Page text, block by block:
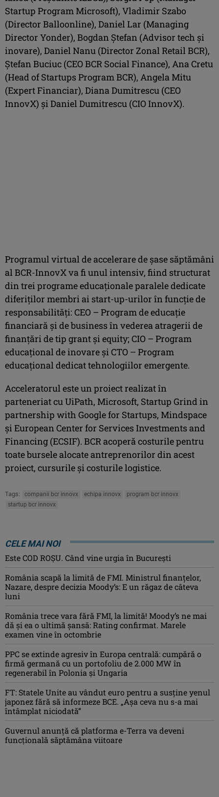
Startup Program Microsoft), Vladimir Szabo
(Director Balloonline), Daniel Lar (Managing
Director Yonder), Bogdan Ştefan (Advisor tech şi
inovare), Daniel Nanu (Director Zonal Retail BCR),
Ştefan Buciuc (CEO BCR Social Finance), Ana Cretu
(Head of Startups Program BCR), Angela Mitu
(Expert Financiar), Diana Dumitrescu (CEO
InnovX) şi Daniel Dumitrescu (CIO InnovX).
Programul virtual de accelerare de şase săptămâni
al BCR-InnovX va fi unul intensiv, fiind structurat
din trei programe educaţionale paralele dedicate
diferiţilor membri ai start-up-urilor în funcţie de
responsabilităţi: CEO – Program de educaţie
financiară şi de business în vederea atragerii de
finanţări de tip grant şi equity; CIO – Program
educaţional de inovare şi CTO – Program
educaţional dedicat tehnologiilor emergente.
Acceleratorul este un proiect realizat în
parteneriat cu UiPath, Microsoft, Startup Grind in
partnership with Google for Startups, Mindspace
şi European Center for Services Investments and
Financing (ECSIF). BCR acoperă costurile pentru
toate bursele alocate antreprenorilor din acest
proiect, cursurile şi costurile logistice.
Tags: companii bcr innovx echipa innovx
program bcr innovx
startup bcr innovx
CELE MAI NOI
Este COD ROŞU. Când vine urgia în Bucureşti
România scapă la limită de FMI. Ministrul finanțelor,
Nazare, despre decizia Moody’s: E un răgaz de câteva
luni
România trece vara fără FMI, la limită! Moody’s ne mai
dă și ea o ultimă șansă: Rating confirmat. Marele
examen vine în octombrie
PPC se extinde agresiv în Europa centrală: cumpără o
firmă germană cu un portofoliu de 2.000 MW în
regenerabil în Polonia și Ungaria
FT: Statele Unite au vândut euro pentru a susține yenul
japonez fără să informeze BCE. „Așa ceva nu s-a mai
întâmplat niciodată”
Guvernul anunță că platforma e-Terra va deveni
funcţională săptămâna viitoare